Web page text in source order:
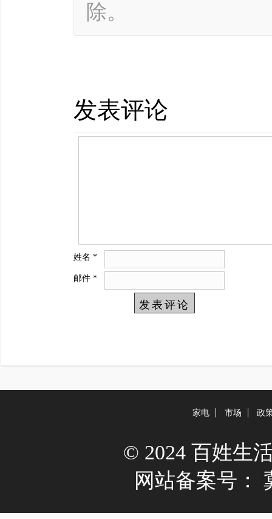
除。
发表评论
姓名 *
邮件 *
家电 市场 政
© 2024 百姓生
网站备案号：